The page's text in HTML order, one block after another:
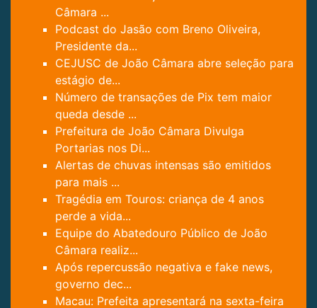
Câmara ...
Podcast do Jasão com Breno Oliveira,
Presidente da...
CEJUSC de João Câmara abre seleção para
estágio de...
Número de transações de Pix tem maior
queda desde ...
Prefeitura de João Câmara Divulga
Portarias nos Di...
Alertas de chuvas intensas são emitidos
para mais ...
Tragédia em Touros: criança de 4 anos
perde a vida...
Equipe do Abatedouro Público de João
Câmara realiz...
Após repercussão negativa e fake news,
governo dec...
Macau: Prefeita apresentará na sexta-feira